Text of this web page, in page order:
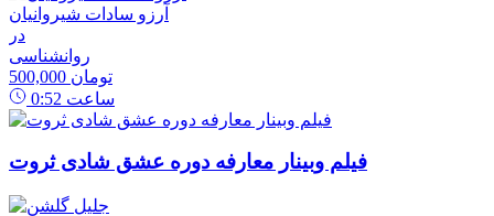
آرزو سادات شیروانیان
در
روانشناسی
500,000 تومان
0:52 ساعت
فیلم وبینار معارفه دوره عشق شادی ثروت